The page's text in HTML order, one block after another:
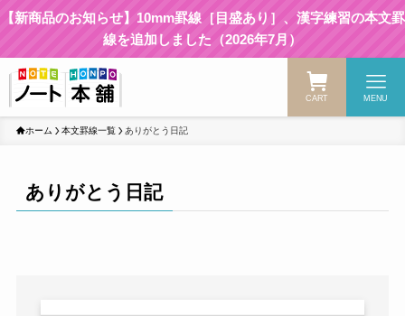
【新商品のお知らせ】10mm罫線［目盛あり］、漢字練習の本文罫
線を追加しました（2026年7月）
CART MENU
ホーム 本文罫線一覧 ありがとう日記
ありがとう日記